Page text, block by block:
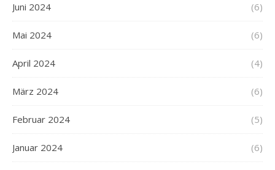
Juni 2024 (6)
Mai 2024 (6)
April 2024 (4)
März 2024 (6)
Februar 2024 (5)
Januar 2024 (6)